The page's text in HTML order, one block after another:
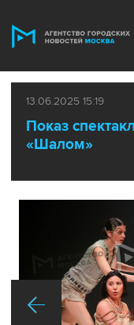
13.06.2025 15:19
Показ
«Шалом»